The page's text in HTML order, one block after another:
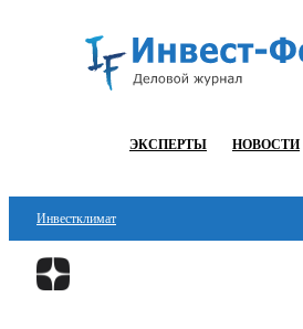
ЭКСПЕРТЫ НОВОСТИ
Инвестклимат
Финансы